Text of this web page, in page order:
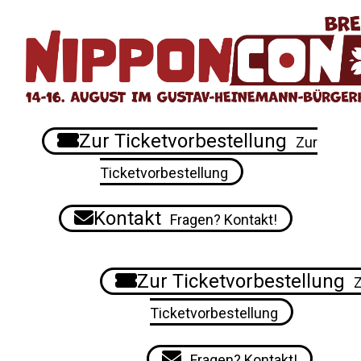
Zur Ticketvorbestellung
Zur
Ticketvorbestellung
Kontakt Fragen? Kontakt!
Zur Ticketvorbestellung
Ticketvorbestellung